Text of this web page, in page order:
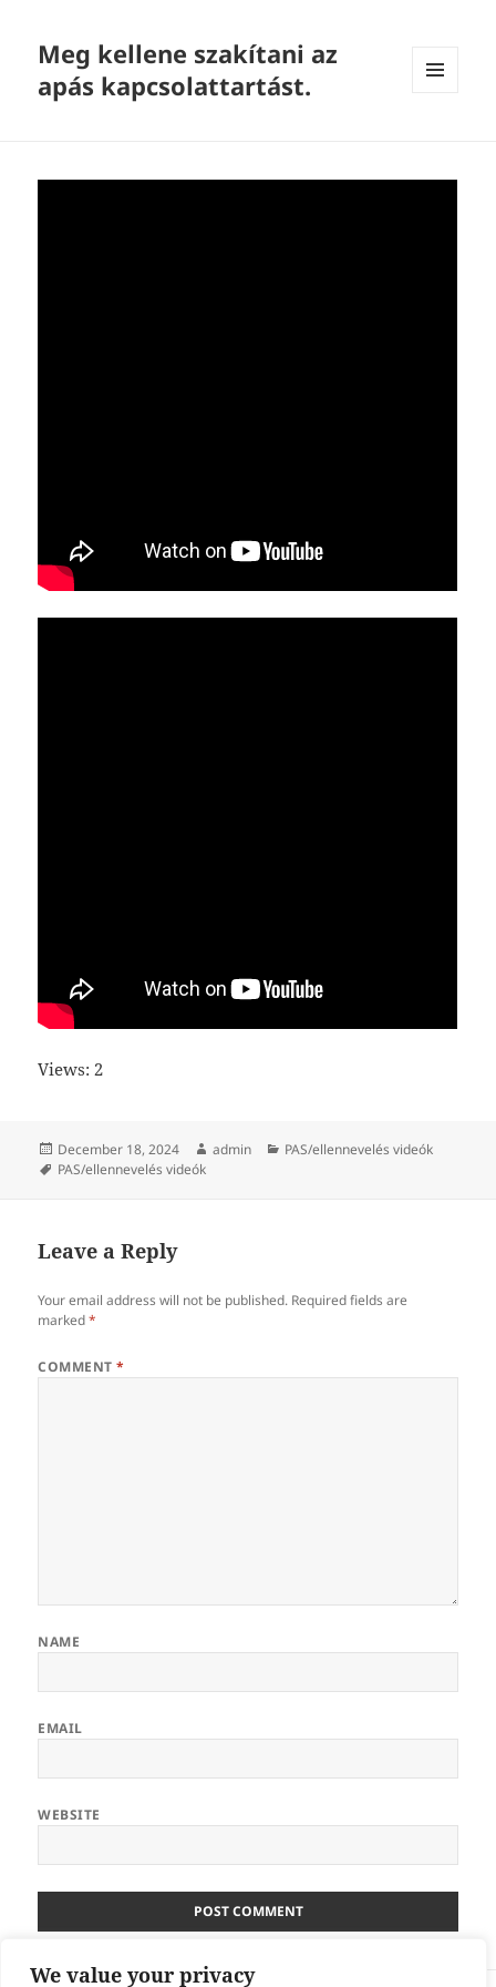
We value your privacy
Meg kellene szakítani az
apás kapcsolattartást.
Views: 2
Posted
on
December 18, 2024 Author
admin Categories
PAS/ellennevelés videók
Tags
PAS/ellennevelés videók
Leave a Reply
Your email address will not be published. Required fields are
marked*
COMMENT*
NAME
EMAIL
WEBSITE